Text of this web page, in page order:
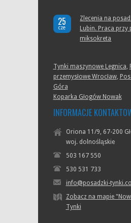
25
cze
Zlecenia na
Lubin. Praca przy
miksokreta
Tynki maszynowe Legnica,
przemysłowe Wrocław,
Góra
Koparka Głogów Nowak
INFORMACJE
Oriona 11/9, 67-200
woj. dolnośląskie
503 167 550
530 531 733
info@posadzki-
Zobacz na mapie
Tynki